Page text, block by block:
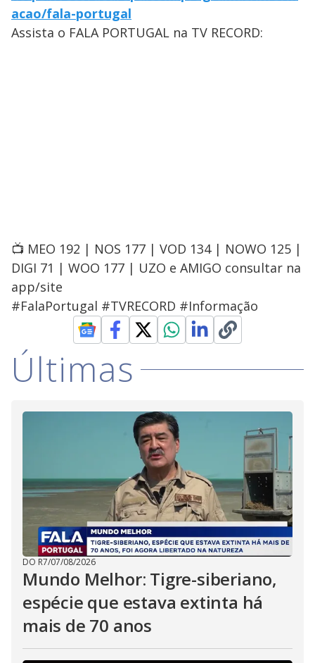
acao/fala-portugal
Assista o FALA PORTUGAL na TV RECORD:
📺 MEO 192 | NOS 177 | VOD 134 | NOWO 125 |
DIGI 71 | WOO 177 | UZO e AMIGO consultar na
app/site
#FalaPortugal #TVRECORD #Informação
Últimas
DO R7/07/08/2026
Mundo Melhor: Tigre-siberiano,
espécie que estava extinta há
mais de 70 anos